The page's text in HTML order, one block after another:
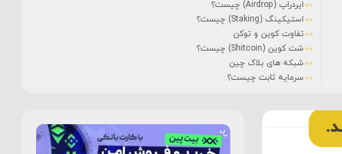
ایردراپ (Airdrop) چیست؟
استیکینگ (Staking) چیست؟
تفاوت کوین و توکن
شت کوین (Shitcoin) چیست؟
شبکه های بلاک چین
سرمایه ثابت چیست؟آیه کرمی